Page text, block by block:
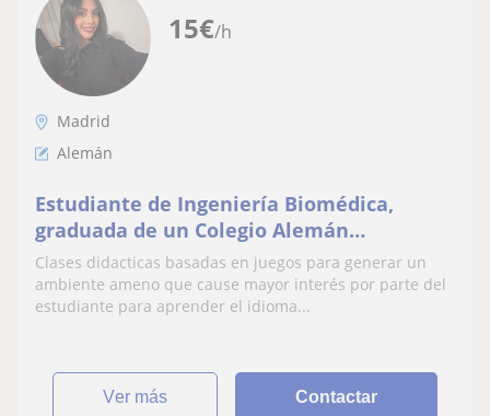
15€/h
Madrid
Alemán
Estudiante de Ingeniería Biomédica,
graduada de un Colegio Alemán
interesada en dar clases a niños en
Madrid
Clases didacticas basadas en juegos para generar un
ambiente ameno que cause mayor interés por parte del
estudiante para aprender el idioma...
ver más Contactar